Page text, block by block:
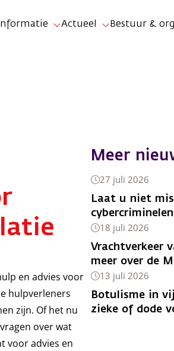
Actueel Bestuur &
en advies voor
hulpverleners
zijn. Of het nu
over wat
voor advies en
Meer
Laat u niet
cybercriminelen
27 juli 2026
Vrachtverkeer
meer over de
18 juli 2026
Botulisme in
zieke of dode
13 juli 2026